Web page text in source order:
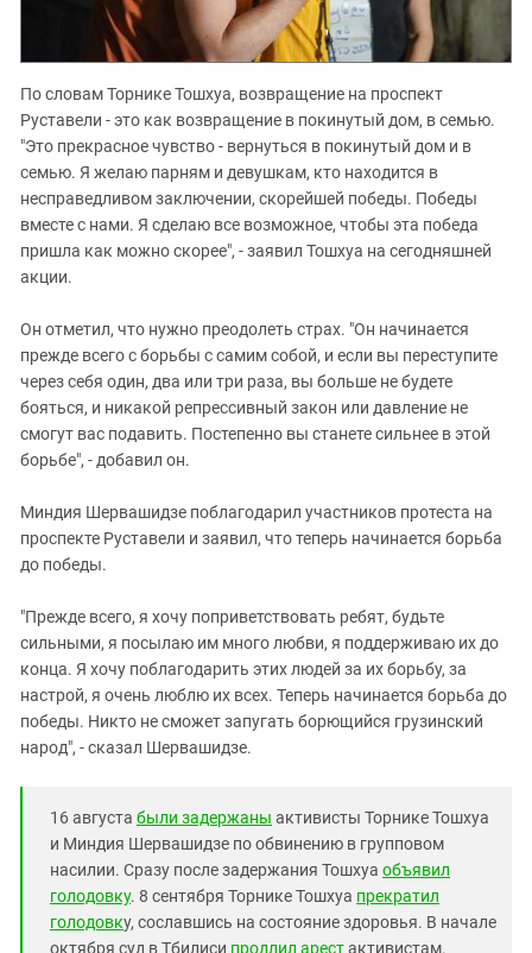
По словам Торнике Тошхуа, возвращение на проспект
Руставели - это как возвращение в покинутый дом, в семью.
"Это прекрасное чувство - вернуться в покинутый дом и в
семью. Я желаю парням и девушкам, кто находится в
несправедливом заключении, скорейшей победы. Победы
вместе с нами. Я сделаю все возможное, чтобы эта победа
пришла как можно скорее", - заявил Тошхуа на сегодняшней
акции.
Он отметил, что нужно преодолеть страх. "Он начинается
прежде всего с борьбы с самим собой, и если вы переступите
через себя один, два или три раза, вы больше не будете
бояться, и никакой репрессивный закон или давление не
смогут вас подавить. Постепенно вы станете сильнее в этой
борьбе", - добавил он.
Миндия Шервашидзе поблагодарил участников протеста на
проспекте Руставели и заявил, что теперь начинается борьба
до победы.
"Прежде всего, я хочу поприветствовать ребят, будьте
сильными, я посылаю им много любви, я поддерживаю их до
конца. Я хочу поблагодарить этих людей за их борьбу, за
настрой, я очень люблю их всех. Теперь начинается борьба до
победы. Никто не сможет запугать борющийся грузинский
народ", - сказал Шервашидзе.
16 августа были задержаны активисты Торнике Тошхуа
и Миндия Шервашидзе по обвинению в групповом
насилии. Сразу после задержания Тошхуа объявил
голодовку. 8 сентября Торнике Тошхуа прекратил
голодовку, сославшись на состояние здоровья. В начале
октября суд в Тбилиси продлил арестактивистам.